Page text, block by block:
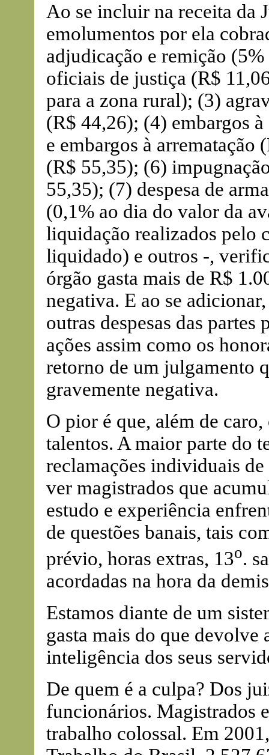
Ao se incluir na receita da
emolumentos por ela
adjudicação e remição
oficiais de justiça (R$
para a zona rural); (3)
(R$ 44,26); (4) embargos
e embargos à
(R$ 55,35); (6)
55,35); (7) despesa de
(0,1% ao dia do valor da
liquidação realizados pelo
liquidado) e outros -,
órgão gasta mais de R$
negativa. E ao se
outras despesas das partes
ações assim como os
retorno de um julgamento
gravemente negativa.
O pior é que, além de
talentos. A maior parte do
reclamações individuais
ver magistrados que
estudo e experiência
de questões banais, tais
prévio, horas extras, 13o.
acordadas na hora da
Estamos diante de um
gasta mais do que devolve
inteligência dos seus
De quem é a culpa? Dos
funcionários. Magistrados
trabalho colossal. Em